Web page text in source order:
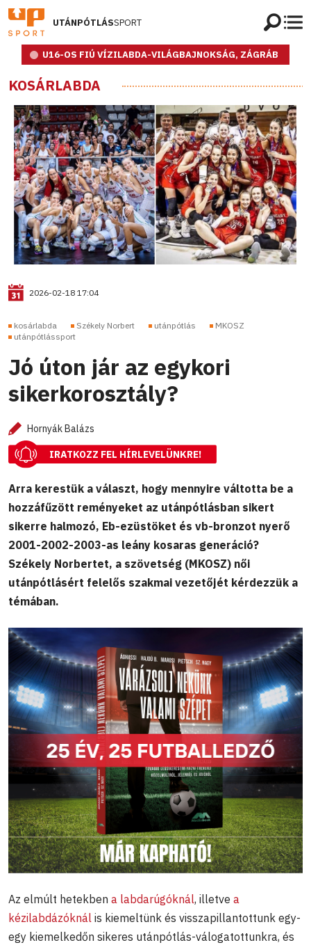
UTÁNPÓTLÁSSPORT
U16-OS FIÚ VÍZILABDA-VILÁGBAJNOKSÁG, ZÁGRÁB
KOSÁRLABDA
2026-02-18 17:04
kosárlabda Székely Norbert utánpótlás
MKOSZ
utánpótlássport
Jó úton jár az egykori
sikerkorosztály?
Hornyák Balázs
IRATKOZZ FEL HÍRLEVELÜNKRE!
Arra kerestük a választ, hogy mennyire váltotta be a
hozzáfűzött reményeket az utánpótlásban sikert
sikerre halmozó, Eb-ezüstöket és vb-bronzot nyerő
2001-2002-2003-as leány kosaras generáció?
Székely Norbertet, a szövetség (MKOSZ) női
utánpótlásért felelős szakmai vezetőjét kérdezzük a
témában.
Az elmúlt hetekben a labdarúgóknál, illetve a
kézilabdázóknál is kiemeltünk és visszapillantottunk egy-
egy kiemelkedőn sikeres utánpótlás-válogatottunkra, és